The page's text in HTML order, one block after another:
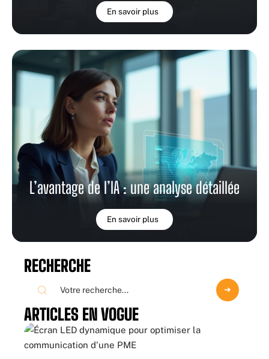
En savoir plus
L’avantage de l’IA : une analyse détaillée
En savoir plus
RECHERCHE
ARTICLES EN VOGUE